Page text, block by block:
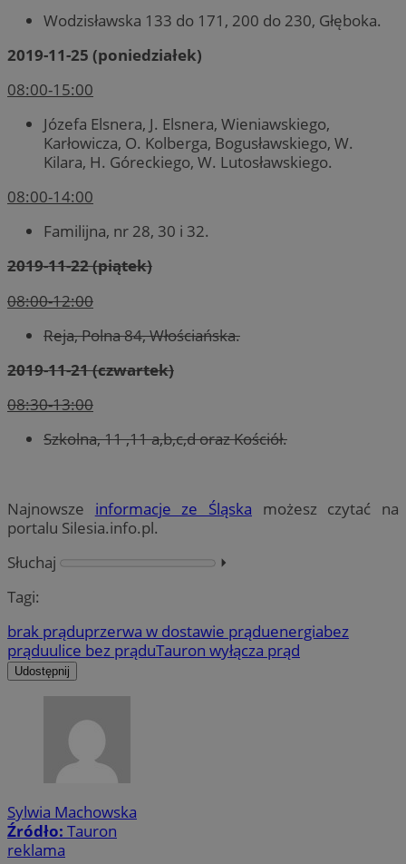
Wodzisławska 133 do 171, 200 do 230, Głęboka.
2019-11-25 (poniedziałek)
08:00-15:00
Józefa Elsnera, J. Elsnera, Wieniawskiego,
Karłowicza, O. Kolberga, Bogusławskiego, W.
Kilara, H. Góreckiego, W. Lutosławskiego.
08:00-14:00
Familijna, nr 28, 30 i 32.
2019-11-22 (piątek)
08:00-12:00
Reja, Polna 84, Włościańska.
2019-11-21 (czwartek)
08:30-13:00
Szkolna, 11 ,11 a,b,c,d oraz Kościół.
Najnowsze informacje ze Śląska możesz czytać na
portalu Silesia.info.pl.
Słuchaj
⏵︎
Tagi:
brak prąduprzerwa w dostawie prąduenergiabez
prąduulice bez prąduTauron wyłącza prąd
Udostępnij
Sylwia Machowska
Źródło: Tauron
reklama